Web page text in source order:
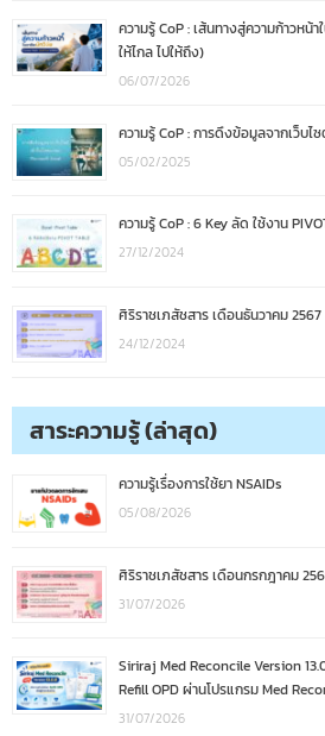
ความรู้ CoP : เส้นทางสู่ความก้าวห
ให้ไกล ไปให้ถึง)
06/07/2026
ความรู้ CoP : การดึงข้อมูลจากเว็บไ
05/02/2025
ความรู้ CoP : 6 Key ลัด ใช้งาน
27/12/2024
ศิริราชเภสัชสาร เดือนธันวาคม 2567
24/12/2024
สาระความรู้ (ล่าสุด)
ความรู้เรื่องการใช้ยา NSAIDs
05/08/2026
ศิริราชเภสัชสาร เดือนกรกฎาคม
31/07/2026
Siriraj Med Reconcile Version
Refill OPD ผ่านโปรแกรม Med
31/07/2026